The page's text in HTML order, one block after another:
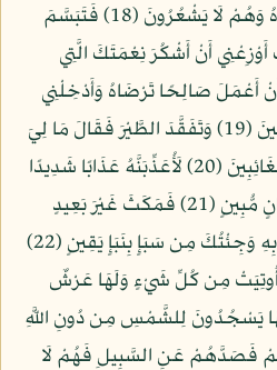
يَحْطِمَنَّكُمْ سُلَيْمَانُ وَجُنُودُهُ وَهُمْ لَا يَشْعُرُونَ (18) فَتَبَسَّمَ
أَنْ أَشْكُرَ نِعْمَتَكَ الَّتِي
أَعْمَلَ صَالِحًا تَرْضَاهُ وَأَدْخِلْنِي
بِرَحْمَتِكَ فِي عِبَادِكَ الصَّالِحِينَ (19) وَتَفَقَّدَ الطَّيْرَ فَقَالَ مَا لِيَ
لَا أَرَى الْهُدْهُدَ أَمْ كَانَ مِنَ الْغَائِبِينَ (20) لَأُعَذِّبَنَّهُ عَذَابًا شَدِيدًا
أَوْ لَأَذْبَحَنَّهُ أَوْ لَيَأْتِيَنِّي بِسُلْطَانٍ مُّبِينٍ (21) فَمَكَثَ غَيْرَ بَعِيدٍ
فَقَالَ أَحَطتُ بِمَا لَمْ تُحِطْ بِهِ وَجِئْتُكَ مِن سَبَإٍ بِنَبَإٍ يَقِينٍ (22)
مِن كُلِّ شَيْءٍ وَلَهَا عَرْشٌ
يَسْجُدُونَ لِلشَّمْسِ مِن دُونِ اللَّهِ
فَصَدَّهُمْ عَنِ السَّبِيلِ فَهُمْ لَا